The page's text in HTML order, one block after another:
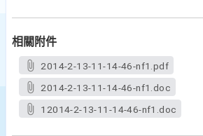
相關附件
2014-2-13-11-14-46-nf1.pdf
2014-2-13-11-14-46-nf1.doc
12014-2-13-11-14-46-nf1.doc